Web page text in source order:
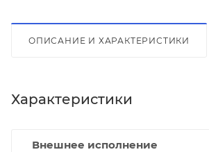
ОПИСАНИЕ И ХАРАКТЕРИСТИКИ
Характеристики
Внешнее исполнение